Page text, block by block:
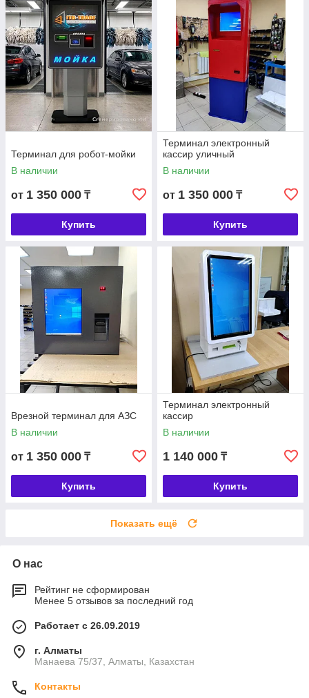
Терминал для робот-мойки
В наличии
от 1 350 000 ₸
Купить
Терминал электронный
кассир уличный
В наличии
от 1 350 000 ₸
Купить
Врезной терминал для АЗС
В наличии
от 1 350 000 ₸
Купить
Терминал электронный
кассир
В наличии
1 140 000 ₸
Купить
Показать ещё
О нас
Рейтинг не сформирован
Менее 5 отзывов за последний год
Работает с 26.09.2019
г. Алматы
Манаева 75/37, Алматы, Казахстан
Контакты